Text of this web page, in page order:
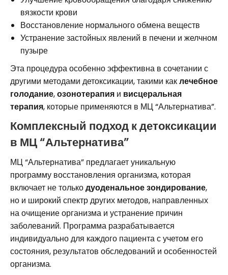
вязкости крови
Восстановление нормального обмена веществ
Устранение застойных явлений в печени и желчном
пузыре
Эта процедура особенно эффективна в сочетании с
другими методами детоксикации, такими каклечебное
голодание,озонотерапия и висцеральная
терапия, которые применяются в МЦ “Альтернатива”.
Комплексный подход к детоксикации
в МЦ “Альтернатива”
МЦ “Альтернатива” предлагает уникальную
программу восстановления организма, которая
включает не толькодуоденальное зондирование,
но и широкий спектр других методов, направленных
на очищение организма и устранение причин
заболеваний. Программа разрабатывается
индивидуально для каждого пациента с учетом его
состояния, результатов обследований и особенностей
организма.